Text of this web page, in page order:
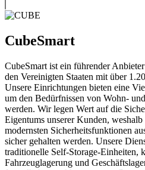
CubeSmart
CubeSmart ist ein führender
den Vereinigten Staaten mit über
Unsere Einrichtungen bieten eine
um den Bedürfnissen von Wohn-
werden. Wir legen Wert auf die
Eigentums unserer Kunden,
modernsten Sicherheitsfunktionen
sicher gehalten werden. Unsere
traditionelle Self-Storage-Einheiten,
Fahrzeuglagerung und